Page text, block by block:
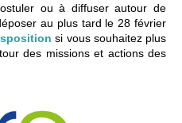
ou à diffuser autour de
au plus tard le 28 février
si vous souhaitez plus
des missions et actions des